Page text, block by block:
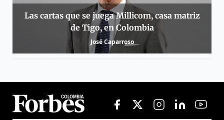
Las cartas que se juega Millicom, casa matriz
de Tigo, en Colombia
José Caparroso